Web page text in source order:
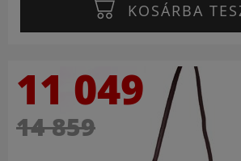
KOSÁRBA
11 049
14 859